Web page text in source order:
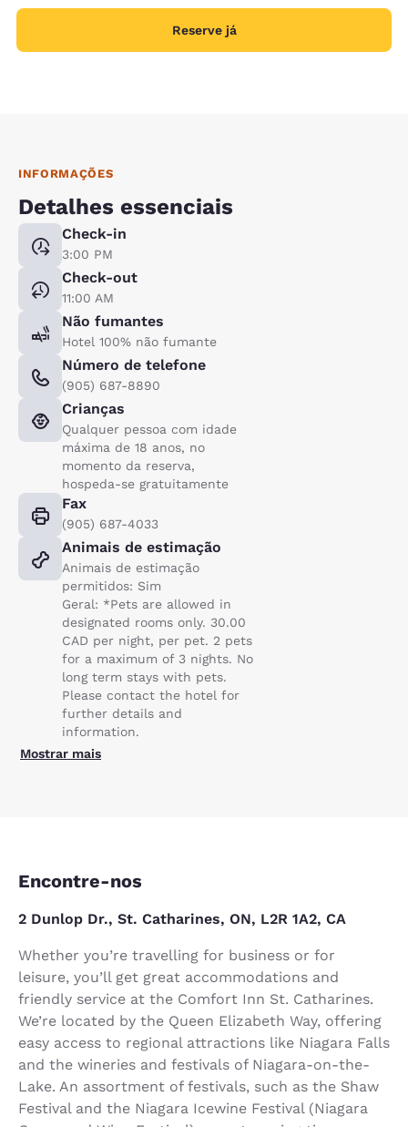
Reserve já
INFORMAÇÕES
Detalhes essenciais
Check-in
3:00 PM
Check-out
11:00 AM
Não fumantes
Hotel 100% não fumante
Número de telefone
(905) 687-8890
Crianças
Qualquer pessoa com idade
máxima de 18 anos, no
momento da reserva,
hospeda-se gratuitamente
Fax
(905) 687-4033
Animais de estimação
Animais de estimação
permitidos: Sim
Geral: *Pets are allowed in
designated rooms only. 30.00
CAD per night, per pet. 2 pets
for a maximum of 3 nights. No
long term stays with pets.
Please contact the hotel for
further details and
information.
Mostrar mais
Encontre-nos
2 Dunlop Dr., St. Catharines, ON, L2R 1A2, CA
Whether you’re travelling for business or for
leisure, you’ll get great accommodations and
friendly service at the Comfort Inn St. Catharines.
We’re located by the Queen Elizabeth Way, offering
easy access to regional attractions like Niagara Falls
and the wineries and festivals of Niagara-on-the-
Lake. An assortment of festivals, such as the Shaw
Festival and the Niagara Icewine Festival (Niagara